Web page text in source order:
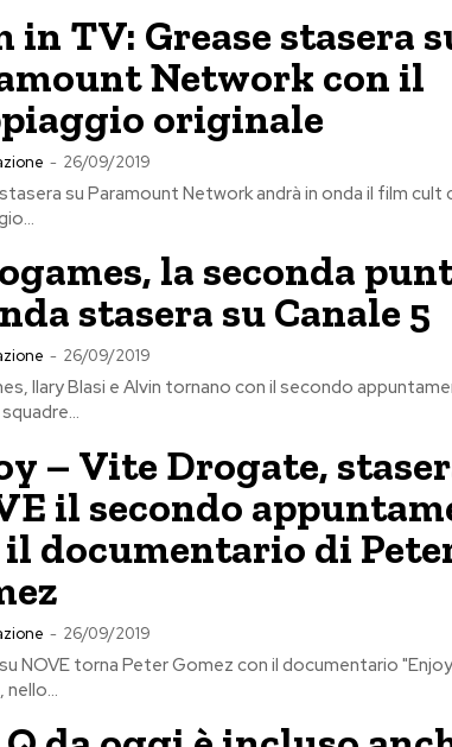
in TV: Grease stasera
Network con il
originale
- 26/09/2019
su Paramount Network andrà in onda il film cult
la seconda
stasera su Canale 5
- 26/09/2019
Ilary Blasi e Alvin tornano con il secondo
– Vite Drogate,
il secondo
il documentario di
- 26/09/2019
NOVE torna Peter Gomez con il documentario